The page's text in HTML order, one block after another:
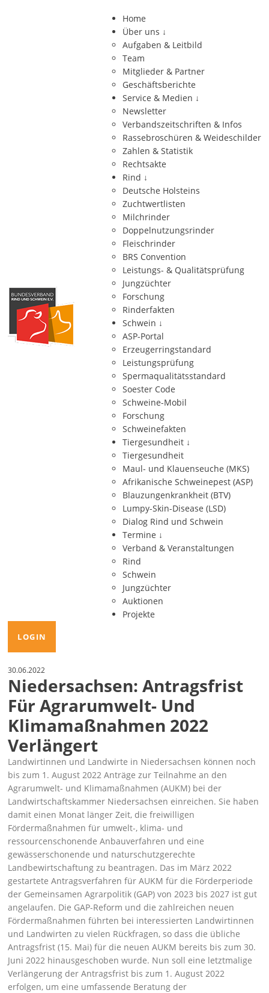
Home
Über uns ↓
Aufgaben & Leitbild
Team
Mitglieder & Partner
Geschäftsberichte
Service & Medien ↓
Newsletter
Verbandszeitschriften & Infos
Rassebroschüren & Weideschilder
Zahlen & Statistik
Rechtsakte
Rind ↓
Deutsche Holsteins
Zuchtwertlisten
Milchrinder
Doppelnutzungsrinder
Fleischrinder
BRS Convention
Leistungs- & Qualitätsprüfung
Jungzüchter
Forschung
Rinderfakten
Schwein ↓
ASP-Portal
Erzeugerringstandard
Leistungsprüfung
Spermaqualitätsstandard
Soester Code
Schweine-Mobil
Forschung
Schweinefakten
Tiergesundheit ↓
Tiergesundheit
Maul- und Klauenseuche (MKS)
Afrikanische Schweinepest (ASP)
Blauzungenkrankheit (BTV)
Lumpy-Skin-Disease (LSD)
Dialog Rind und Schwein
Termine ↓
Verband & Veranstaltungen
Rind
Schwein
Jungzüchter
Auktionen
Projekte
LOGIN
30.06.2022
Niedersachsen: Antragsfrist
Für Agrarumwelt- Und
Klimamaßnahmen 2022
Verlängert
Landwirtinnen und Landwirte in Niedersachsen können noch
bis zum 1. August 2022 Anträge zur Teilnahme an den
Agrarumwelt- und Klimamaßnahmen (AUKM) bei der
Landwirtschaftskammer Niedersachsen einreichen. Sie haben
damit einen Monat länger Zeit, die freiwilligen
Fördermaßnahmen für umwelt-, klima- und
ressourcenschonende Anbauverfahren und eine
gewässerschonende und naturschutzgerechte
Landbewirtschaftung zu beantragen. Das im März 2022
gestartete Antragsverfahren für AUKM für die Förderperiode
der Gemeinsamen Agrarpolitik (GAP) von 2023 bis 2027 ist gut
angelaufen. Die GAP-Reform und die zahlreichen neuen
Fördermaßnahmen führten bei interessierten Landwirtinnen
und Landwirten zu vielen Rückfragen, so dass die übliche
Antragsfrist (15. Mai) für die neuen AUKM bereits bis zum 30.
Juni 2022 hinausgeschoben wurde. Nun soll eine letztmalige
Verlängerung der Antragsfrist bis zum 1. August 2022
erfolgen, um eine umfassende Beratung der